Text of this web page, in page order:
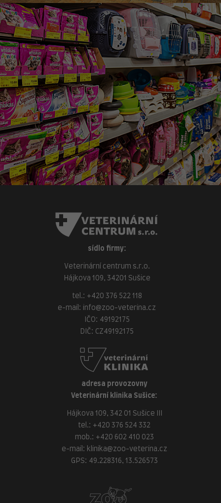
sídlo firmy:
Veterinární centrum s.r.o.
Hájkova 109, 34201 Sušice
tel.: +420 376 522 118
e-mail:
info@zoo-veterina.cz
IČO: 49192175
DIČ: CZ49192175
adresa provozovny
Veterinární klinika Sušice:
Hájkova 109, 342 01 Sušice III
tel.: +420 376 524 332
mob.: +420 602 410 023
e-mail: klinika@zoo-veterina.cz
GPS: 49.228316, 13.526573